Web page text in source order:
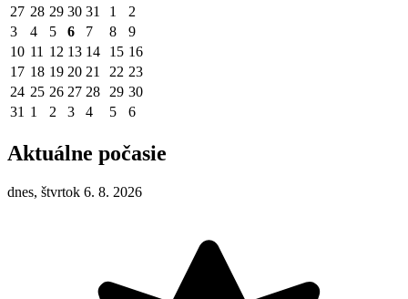
27 28 29 30 31 1
2
3
4 5 6 7 8
9
10 11 12 13 14 15 16
17 18 19 20 21 22 23
24 25 26 27 28 29 30
31 1 2 3 4 5 6
Aktuálne počasie
dnes, štvrtok 6. 8. 2026